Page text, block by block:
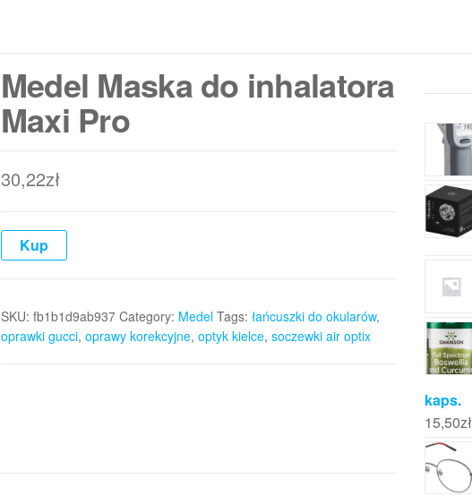
Medel Maska do inhalatora
Maxi Pro
30,22zł
Kup
SKU: fb1b1d9ab937 Category: Medel Tags: łańcuszki do okularów,
oprawki gucci, oprawy korekcyjne, optyk kielce, soczewki air optix
kaps.
15,50zł